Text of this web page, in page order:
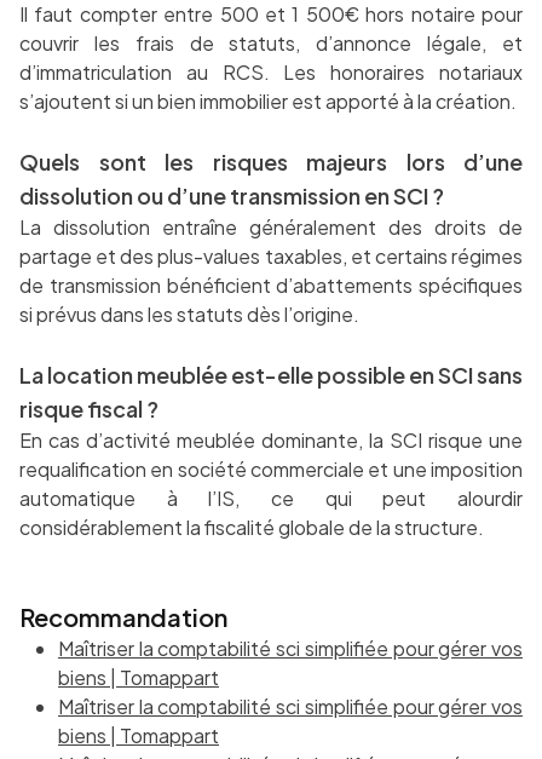
Il faut compter entre 500 et 1 500€ hors notaire pour
couvrir les frais de statuts, d’annonce légale, et
d’immatriculation au RCS. Les honoraires notariaux
s’ajoutent si un bien immobilier est apporté à la création.
Quels sont les risques majeurs lors d’une
dissolution ou d’une transmission en SCI ?
La dissolution entraîne généralement des droits de
partage et des plus-values taxables, et certains régimes
de transmission bénéficient d’abattements spécifiques
si prévus dans les statuts dès l’origine.
La location meublée est-elle possible en SCI sans
risque fiscal ?
En cas d’activité meublée dominante, la SCI risque une
requalification en société commerciale et une imposition
automatique à l’IS, ce qui peut alourdir
considérablement la fiscalité globale de la structure.
Recommandation
Maîtriser la comptabilité sci simplifiée pour gérer vos
biens | Tomappart
Maîtriser la comptabilité sci simplifiée pour gérer vos
biens | Tomappart